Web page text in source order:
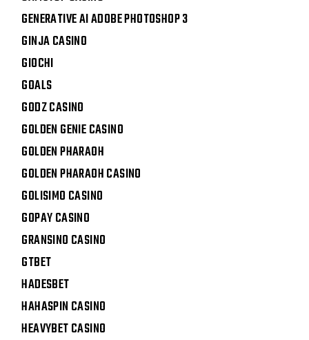
GENERATIVE AI ADOBE PHOTOSHOP 3
GINJA CASINO
GIOCHI
GOALS
GODZ CASINO
GOLDEN GENIE CASINO
GOLDEN PHARAOH
GOLDEN PHARAOH CASINO
GOLISIMO CASINO
GOPAY CASINO
GRANSINO CASINO
GTBET
HADESBET
HAHASPIN CASINO
HEAVYBET CASINO